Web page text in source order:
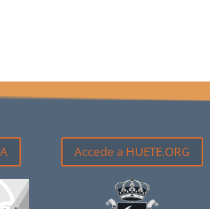
Accede a HUETE.ORG